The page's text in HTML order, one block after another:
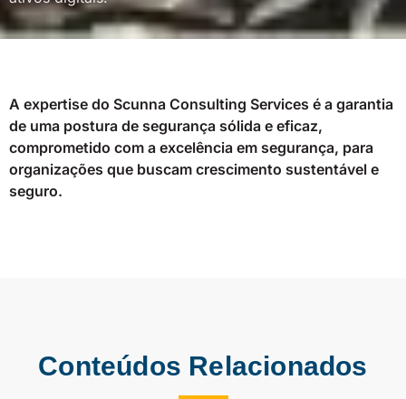
A expertise do Scunna Consulting Services é a garantia
de uma postura de segurança sólida e eficaz,
comprometido com a excelência em segurança, para
organizações que buscam crescimento sustentável e
seguro.
Conteúdos Relacionados